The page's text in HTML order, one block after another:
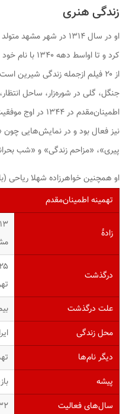
زندگی هنری
کرد و تا
از ۲۰ فیلم ازجمله
زندگی شیرین است
جنگل، گلی در شوره‌زار، ساحل انتظار،
اطمینان‌مقدم در
نیز فعال بود و در نمایش‌هایی
پیری»، «مزاحم زندگی» و «شب
او همچنین خواهرزاده شهلا ریاحی
تهمینه اطمینان‌مقدم
زادهٔ
درگذشت
۲۵ آذر ۱۳۹۹ (۸۵ سال)
علت درگذشت
محل زندگی
دیگر نام‌ها
پیشه
سال‌های فعالیت